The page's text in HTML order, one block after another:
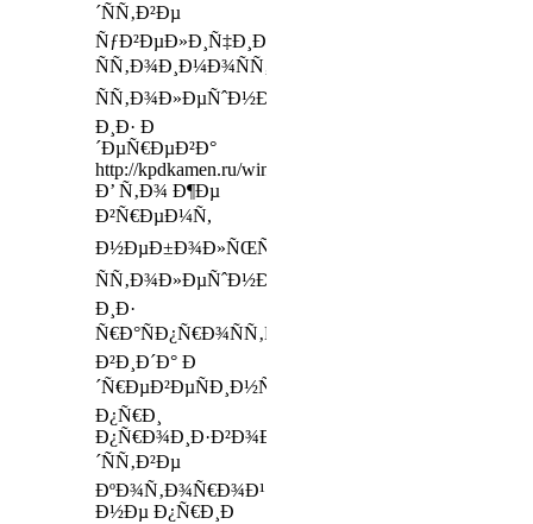
´ÑÑ‚Ð²Ðµ
ÑƒÐ²ÐµÐ»Ð¸Ñ‡Ð¸Ð²Ð°ÑŽÑ‚
ÑÑ‚Ð¾Ð¸Ð¼Ð¾ÑÑ‚ÑŒ
ÑÑ‚Ð¾Ð»ÐµÑˆÐ½Ð¸Ñ†Ñ‹
Ð¸Ð· Ð
´ÐµÑ€ÐµÐ²Ð°
http://kpdkamen.ru/windowsills/
Ð’ Ñ‚Ð¾ Ð¶Ðµ
Ð²Ñ€ÐµÐ¼Ñ,
Ð½ÐµÐ±Ð¾Ð»ÑŒÑˆÐ°Ñ
ÑÑ‚Ð¾Ð»ÐµÑˆÐ½Ð¸Ñ†Ð°
Ð¸Ð·
Ñ€Ð°ÑÐ¿Ñ€Ð¾ÑÑ‚Ñ€Ð°Ð½ÐµÐ½Ð½Ð¾Ð³Ð¾
Ð²Ð¸Ð´Ð° Ð
´Ñ€ÐµÐ²ÐµÑÐ¸Ð½Ñ‹,
Ð¿Ñ€Ð¸
Ð¿Ñ€Ð¾Ð¸Ð·Ð²Ð¾Ð
´ÑÑ‚Ð²Ðµ
ÐºÐ¾Ñ‚Ð¾Ñ€Ð¾Ð¹
Ð½Ðµ Ð¿Ñ€Ð¸Ð